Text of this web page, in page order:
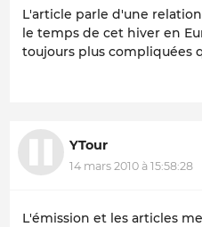
L'article parle d'une
le temps de cet hiver en
toujours plus compliquées
YTour
14 mars 2010 à 15:58:28
L'émission et les articles